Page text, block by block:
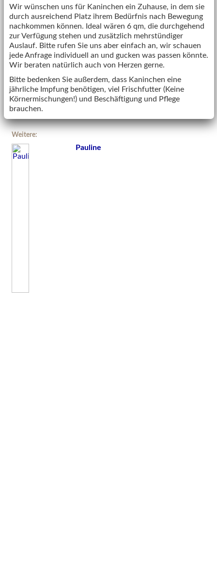
Wir wünschen uns für Kaninchen ein Zuhause, in dem sie
durch ausreichend Platz ihrem Bedürfnis nach Bewegung
nachkommen können. Ideal wären 6 qm, die durchgehend
zur Verfügung stehen und zusätzlich mehrstündiger
Auslauf. Bitte rufen Sie uns aber einfach an, wir schauen
jede Anfrage individuell an und gucken was passen könnte.
Wir beraten natürlich auch von Herzen gerne.
Bitte bedenken Sie außerdem, dass Kaninchen eine
jährliche Impfung benötigen, viel Frischfutter (Keine
Körnermischungen!) und Beschäftigung und Pflege
brauchen.
Weitere:
Pauline